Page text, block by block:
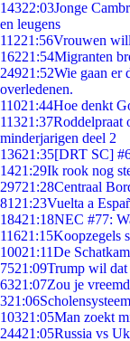
14322:03Jonge
en leugens
11221:56Vrouwen
16221:54Migranten
24921:52Wie gaan er
overledenen.
11021:44Hoe denkt
11321:37Roddelpraat
minderjarigen deel 2
13621:35[DRT SC]
1421:29Ik rook nog
29721:28Centraal
81 21:23Vuelta a
18421:18NEC #77:
11621:15Koopzegels
10021:11De
7521:09Trump wil dat
6321:07Zou je
321:06
10321:05Man zoekt
24421:05Russia vs